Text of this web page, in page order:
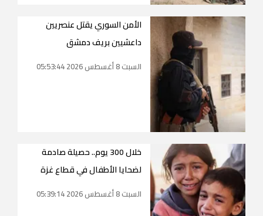
الأمن السوري يقتل عنصريين
داعشيين بريف دمشق
السبت 8 أغسطس 2026 05:53:44
خلال 300 يوم.. حصيلة صادمة
لضحايا الأطفال في قطاع غزة
السبت 8 أغسطس 2026 05:39:14